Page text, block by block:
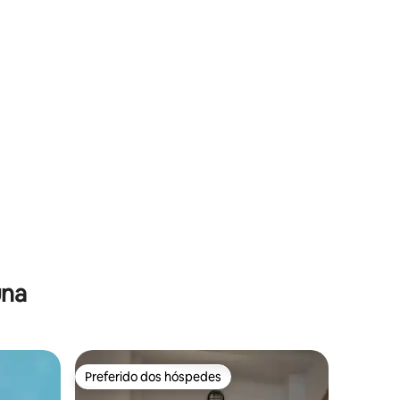
Preferido dos hóspedes
Preferido dos hóspedes